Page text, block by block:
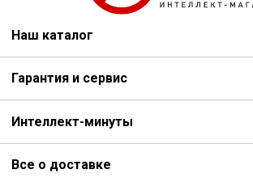
Наш каталог
Гарантия и сервис
Интеллект-минуты
Все о доставке